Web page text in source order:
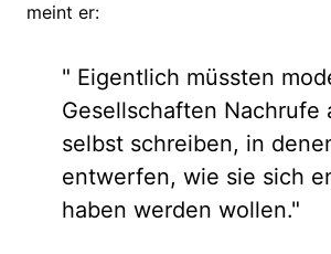
meint er:
" Eigentlich müssten
Gesellschaften Nachrufe
selbst schreiben, in
entwerfen, wie sie sich
haben werden wollen."